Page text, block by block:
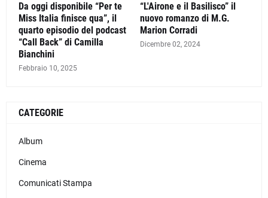
Da oggi disponibile “Per te
Miss Italia finisce qua”, il
quarto episodio del podcast
“Call Back” di Camilla
Bianchini
Febbraio 10, 2025
“L'Airone e il Basilisco” il
nuovo romanzo di M.G.
Marion Corradi
Dicembre 02, 2024
CATEGORIE
Album
Cinema
Comunicati Stampa